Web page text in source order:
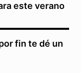
este verano
fin te dé un